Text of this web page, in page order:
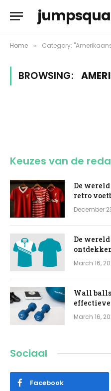
Home » Category:
BROWSING:
Keuzes van de
De
retro
December
De
March 16,
Wall
March 16,
Sociaal
Facebook